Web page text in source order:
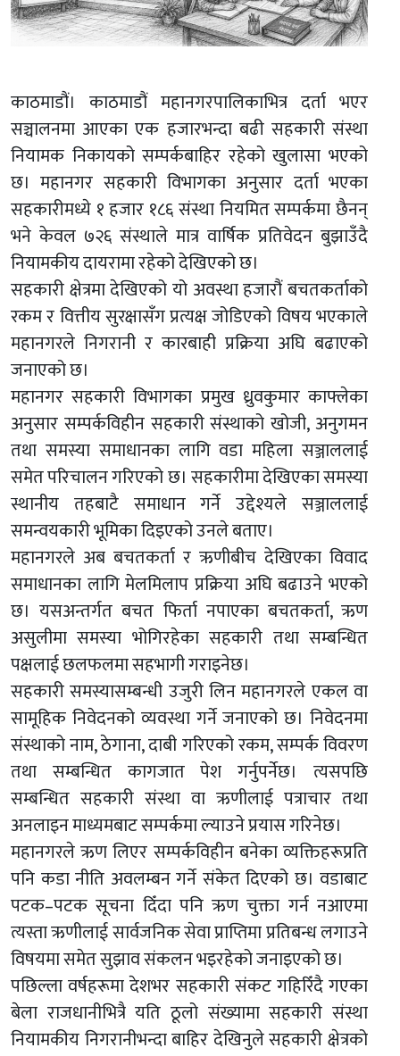
काठमाडौं। काठमाडौं महानगरपालिकाभित्र दर्ता भएर
सञ्चालनमा आएका एक हजारभन्दा बढी सहकारी संस्था
नियामक निकायको सम्पर्कबाहिर रहेको खुलासा भएको
छ। महानगर सहकारी विभागका अनुसार दर्ता भएका
सहकारीमध्ये १ हजार १८६ संस्था नियमित सम्पर्कमा छैनन्
भने केवल ७२६ संस्थाले मात्र वार्षिक प्रतिवेदन बुझाउँदै
नियामकीय दायरामा रहेको देखिएको छ।
सहकारी क्षेत्रमा देखिएको यो अवस्था हजारौं बचतकर्ताको
रकम र वित्तीय सुरक्षासँग प्रत्यक्ष जोडिएको विषय भएकाले
महानगरले निगरानी र कारबाही प्रक्रिया अघि बढाएको
जनाएको छ।
महानगर सहकारी विभागका प्रमुख ध्रुवकुमार काफ्लेका
अनुसार सम्पर्कविहीन सहकारी संस्थाको खोजी, अनुगमन
तथा समस्या समाधानका लागि वडा महिला सञ्जाललाई
समेत परिचालन गरिएको छ। सहकारीमा देखिएका समस्या
स्थानीय तहबाटै समाधान गर्ने उद्देश्यले सञ्जाललाई
समन्वयकारी भूमिका दिइएको उनले बताए।
महानगरले अब बचतकर्ता र ऋणीबीच देखिएका विवाद
समाधानका लागि मेलमिलाप प्रक्रिया अघि बढाउने भएको
छ। यसअन्तर्गत बचत फिर्ता नपाएका बचतकर्ता, ऋण
असुलीमा समस्या भोगिरहेका सहकारी तथा सम्बन्धित
पक्षलाई छलफलमा सहभागी गराइनेछ।
सहकारी समस्यासम्बन्धी उजुरी लिन महानगरले एकल वा
सामूहिक निवेदनको व्यवस्था गर्ने जनाएको छ। निवेदनमा
संस्थाको नाम, ठेगाना, दाबी गरिएको रकम, सम्पर्क विवरण
तथा सम्बन्धित कागजात पेश गर्नुपर्नेछ। त्यसपछि
सम्बन्धित सहकारी संस्था वा ऋणीलाई पत्राचार तथा
अनलाइन माध्यमबाट सम्पर्कमा ल्याउने प्रयास गरिनेछ।
महानगरले ऋण लिएर सम्पर्कविहीन बनेका व्यक्तिहरूप्रति
पनि कडा नीति अवलम्बन गर्ने संकेत दिएको छ। वडाबाट
पटक–पटक सूचना दिँदा पनि ऋण चुक्ता गर्न नआएमा
त्यस्ता ऋणीलाई सार्वजनिक सेवा प्राप्तिमा प्रतिबन्ध लगाउने
विषयमा समेत सुझाव संकलन भइरहेको जनाइएको छ।
पछिल्ला वर्षहरूमा देशभर सहकारी संकट गहिरिँदै गएका
बेला राजधानीभित्रै यति ठूलो संख्यामा सहकारी संस्था
नियामकीय निगरानीभन्दा बाहिर देखिनुले सहकारी क्षेत्रको